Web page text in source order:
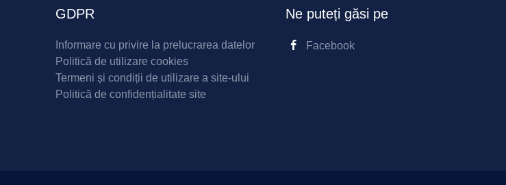
GDPR
Informare cu privire la prelucrarea datelor
Politică de utilizare cookies
Termeni și condiții de utilizare a site-ului
Politică de confidențialitate site
Ne puteți găsi pe
Facebook